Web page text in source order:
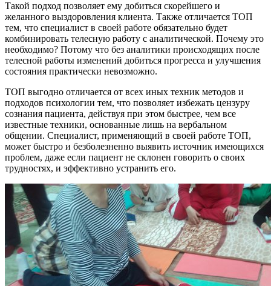
Такой подход позволяет ему добиться скорейшего и
желанного выздоровления клиента. Также отличается ТОП
тем, что специалист в своей работе обязательно будет
комбинировать телесную работу с аналитической. Почему это
необходимо? Потому что без аналитики происходящих после
телесной работы изменений добиться прогресса и улучшения
состояния практически невозможно.
ТОП выгодно отличается от всех иных техник методов и
подходов психологии тем, что позволяет избежать цензуру
сознания пациента, действуя при этом быстрее, чем все
известные техники, основанные лишь на вербальном
общении. Специалист, применяющий в своей работе ТОП,
может быстро и безболезненно выявить источник имеющихся
проблем, даже если пациент не склонен говорить о своих
трудностях, и эффективно устранить его.